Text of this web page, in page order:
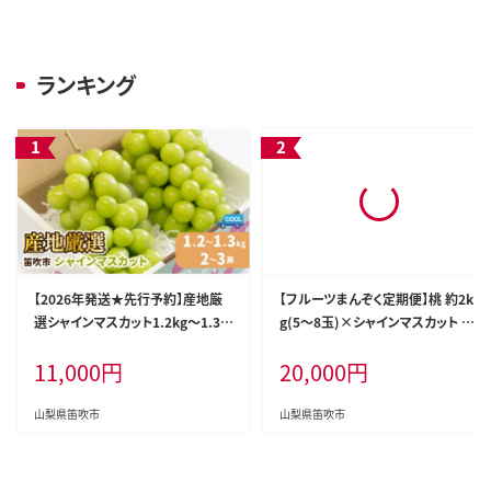
ランキング
【2026年発送★先行予約】産地厳
選シャインマスカット1.2kg～1.3k
可※ 106-003-26y
11,000円
山梨県笛吹市
【フルーツまんぞく定期便】桃 約2k
g(5～8玉)×シャインマスカット 1.
20,000円
山梨県笛吹市